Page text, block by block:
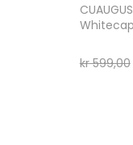
Whitecap
kr599,00